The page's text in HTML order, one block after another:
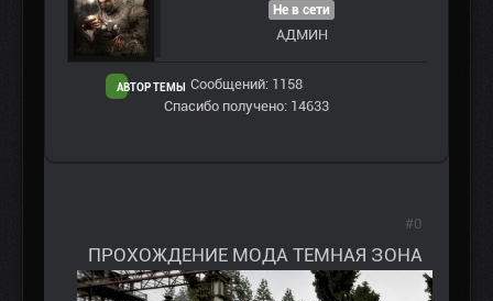
АВТОР ТЕМЫ
Не в сети
АДМИН
Сообщений: 1158
Спасибо получено: 14633
ПРОХОЖДЕНИЕ МОДА ТЕМНАЯ ЗОНА
#0